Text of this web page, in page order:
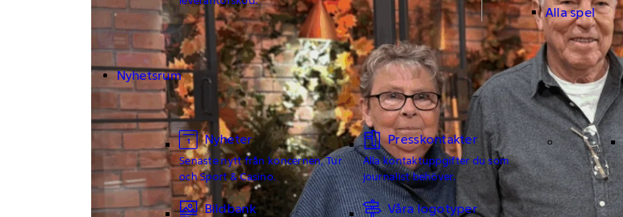
Alla spel
Nyhetsrum
Nyheter
Senaste nytt från koncernen, Tur
och Sport & Casino.
Presskontakter
Alla kontaktuppgifter du som
journalist behöver.
Bildbank Våra logotyper